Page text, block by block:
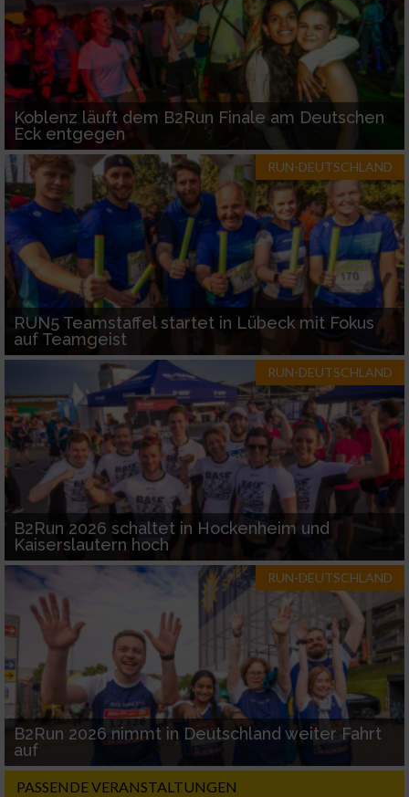
Koblenz läuft dem B2Run Finale am Deutschen
Eck entgegen
RUN-DEUTSCHLAND
RUN5 Teamstaffel startet in Lübeck mit Fokus
auf Teamgeist
RUN-DEUTSCHLAND
B2Run 2026 schaltet in Hockenheim und
Kaiserslautern hoch
RUN-DEUTSCHLAND
B2Run 2026 nimmt in Deutschland weiter Fahrt
auf
PASSENDE VERANSTALTUNGEN